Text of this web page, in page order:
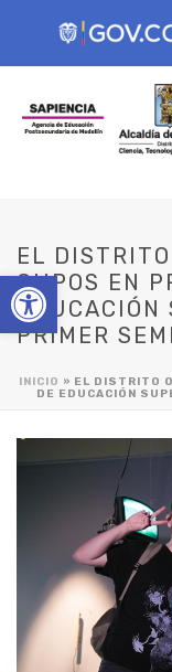
Open
EL
CUPOS EN
EDUCACIÓN
PRIMER
INICIO » EL DISTRITO
DE EDUCACIÓN